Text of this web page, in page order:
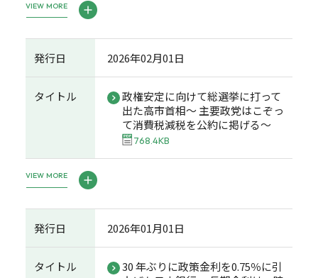
VIEW MORE
発行日 2026年02月01日
タイトル
政権安定に向けて総選挙に打って
出た高市首相～ 主要政党はこぞっ
て消費税減税を公約に掲げる～
768.4KB
VIEW MORE
発行日 2026年01月01日
タイトル
30 年ぶりに政策金利を0.75％に引